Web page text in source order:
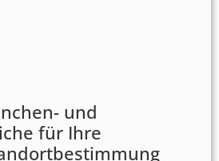
und
für Ihre